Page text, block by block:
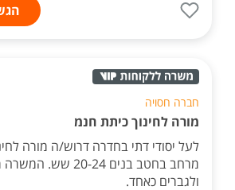
חברה חסויה
מורה לחינוך כיתת חנמ
לעל יסודי דתי בחדרה דרוש/ה מורה
מרחב בחטב בנים 20-24
ולגברים כאחד.